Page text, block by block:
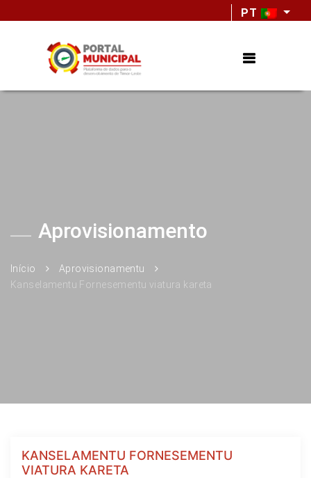
PT
Aprovisionamento
Início
Aprovisionamentu
Kanselamentu Fornesementu viatura kareta
KANSELAMENTU FORNESEMENTU
VIATURA KARETA